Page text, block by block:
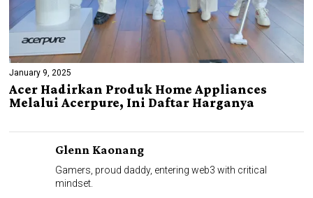
January 9, 2025
Acer Hadirkan Produk Home Appliances
Melalui Acerpure, Ini Daftar Harganya
Glenn Kaonang
Gamers, proud daddy, entering web3 with critical
mindset.